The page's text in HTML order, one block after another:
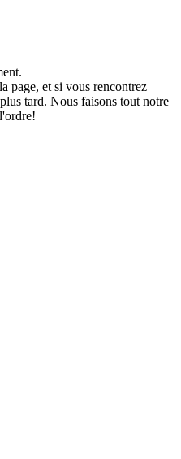
page, et si vous rencontrez
tard. Nous faisons tout notre